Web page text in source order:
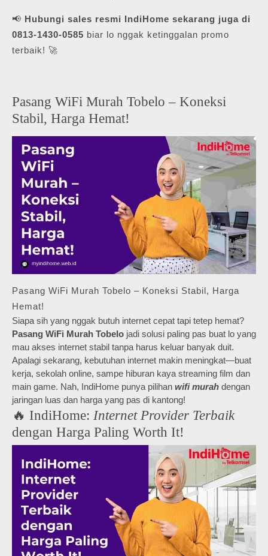
📢 Hubungi sales resmi IndiHome sekarang juga di
0813-1430-0585 biar lo nggak ketinggalan promo
terbaik! 🚀
Pasang WiFi Murah Tobelo – Koneksi
Stabil, Harga Hemat!
Pasang WiFi Murah Tobelo – Koneksi Stabil, Harga
Hemat!
Siapa sih yang nggak butuh internet cepat tapi tetep hemat?
Pasang WiFi Murah Tobelo jadi solusi paling pas buat lo yang
mau akses internet stabil tanpa harus keluar banyak duit.
Apalagi sekarang, kebutuhan internet makin meningkat—buat
kerja, sekolah online, sampe hiburan kaya streaming film dan
main game. Nah, IndiHome punya pilihan wifi murah dengan
jaringan luas dan harga yang pas di kantong!
🔥 IndiHome: Internet Provider Terbaik
dengan Harga Paling Worth It!